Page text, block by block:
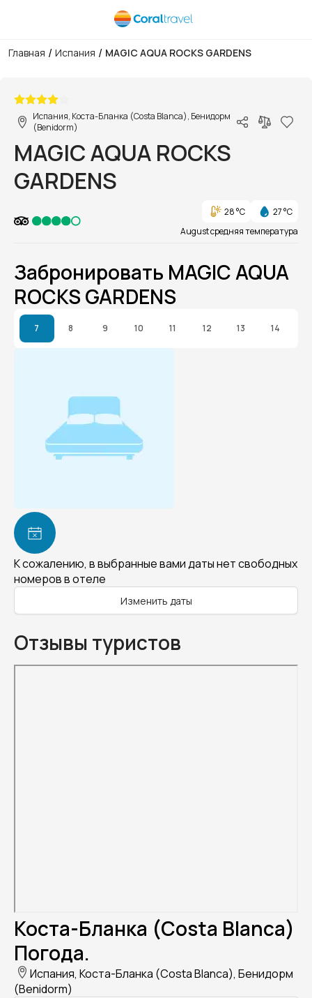
Главная / Испания / MAGIC AQUA ROCKS GARDENS
Испания, Коста-Бланка (Costa Blanca), Бенидорм
(Benidorm)
MAGIC AQUA ROCKS
GARDENS
28 °C
27 °C
August средняя температура
Забронировать MAGIC AQUA
ROCKS GARDENS
7 8 9 10 11 12 13 14
К сожалению, в выбранные вами даты нет свободных
номеров в отеле
Изменить даты
Отзывы туристов
Коста-Бланка (Costa Blanca)
Погода.
Испания, Коста-Бланка (Costa Blanca), Бенидорм
(Benidorm)